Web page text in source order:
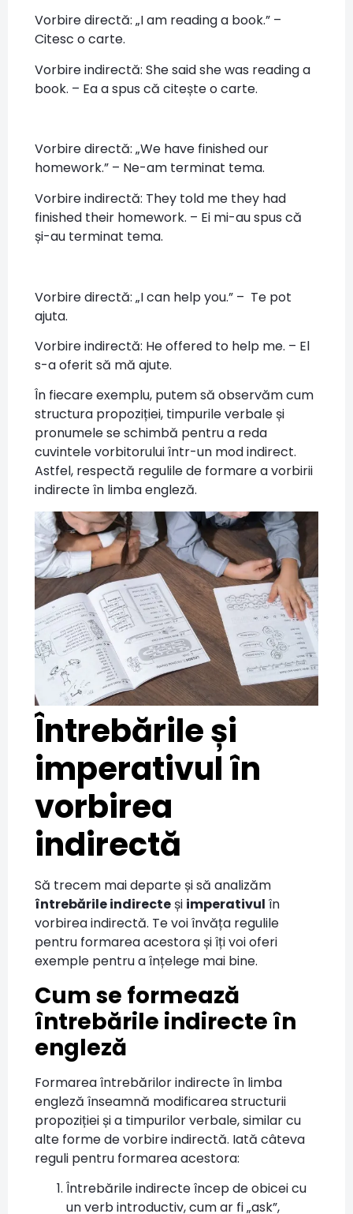
Vorbire directă: „I am reading a book.” –
Citesc o carte.
Vorbire indirectă: She said she was reading a
book. – Ea a spus că citește o carte.
Vorbire directă: „We have finished our
homework.” – Ne-am terminat tema.
Vorbire indirectă: They told me they had
finished their homework. – Ei mi-au spus că
și-au terminat tema.
Vorbire directă: „I can help you.” – Te pot
ajuta.
Vorbire indirectă: He offered to help me. – El
s-a oferit să mă ajute.
În fiecare exemplu, putem să observăm cum
structura propoziției, timpurile verbale și
pronumele se schimbă pentru a reda
cuvintele vorbitorului într-un mod indirect.
Astfel, respectă regulile de formare a vorbirii
indirecte în limba engleză.
Întrebările și
imperativul în
vorbirea
indirectă
Să trecem mai departe și să analizăm
întrebările indirecteși imperativul în
vorbirea indirectă. Te voi învăța regulile
pentru formarea acestora și îți voi oferi
exemple pentru a înțelege mai bine.
Cum se formează
întrebările indirecte în
engleză
Formarea întrebărilor indirecte în limba
engleză înseamnă modificarea structurii
propoziției și a timpurilor verbale, similar cu
alte forme de vorbire indirectă. Iată câteva
reguli pentru formarea acestora:
Întrebările indirecte încep de obicei cu
un verb introductiv, cum ar fi „ask”,